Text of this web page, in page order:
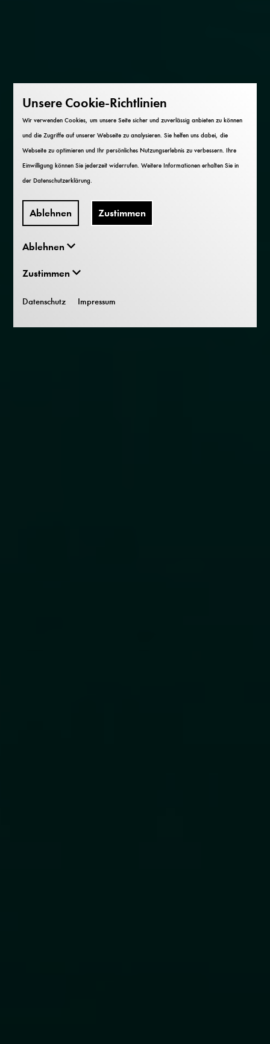
Unsere Cookie-Richtlinien
Wir verwenden Cookies, um unsere Seite sicher und zuverlässig anbieten zu können
und die Zugriffe auf unserer Webseite zu analysieren. Sie helfen uns dabei, die
Webseite zu optimieren und Ihr persönliches Nutzungserlebnis zu verbessern. Ihre
Einwilligung können Sie jederzeit widerrufen. Weitere Informationen erhalten Sie in
derDatenschutzerklärung
Ablehnen Zustimmen
Ablehnen
Zustimmen
Datenschutz Impressum